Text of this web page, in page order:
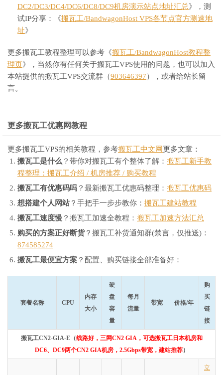
DC2/DC3/DC4/DC6/DC8/DC9机房演示站点地址汇总》，测
试IP分享：《搬瓦工/BandwagonHost VPS各节点官方测速地
址》
更多搬瓦工教程整理可以参考《搬瓦工/BandwagonHost教程整
理页》，当然你有任何关于搬瓦工VPS使用的问题，也可以加入
本站提供的搬瓦工VPS交流群（903646397），或者给站长留
言。
更多搬瓦工优惠网教程
更多搬瓦工VPS的相关教程，参考搬瓦工中文网 更多文章：
搬瓦工是什么 ？带你对搬瓦工有个整体了解： 搬瓦工新手教
程整理：搬瓦工介绍 / 机房推荐 / 购买教程
搬瓦工有优惠码吗 ？最新搬瓦工优惠码整理： 搬瓦工优惠码
想搭建个人网站？手把手一步步教你： 搬瓦工建站教程
搬瓦工速度慢 ？搬瓦工加速全教程： 搬瓦工加速方法汇总
购买的方案正好断货？搬瓦工补货通知群(禁言，仅推送)：
874585274
搬瓦工最便宜方案 ？配置、购买链接全部准备好：
套餐名称 CPU
内存
大小
硬
盘
容
量
每月
流量
带宽 价格/年
购
买
链
接
搬瓦工CN2-GIA-E（线路好，三网CN2 GIA，可选搬瓦工日本机房和
DC6、DC9两个CN2 GIA机房，2.5Gbps带宽，建站推荐）
立